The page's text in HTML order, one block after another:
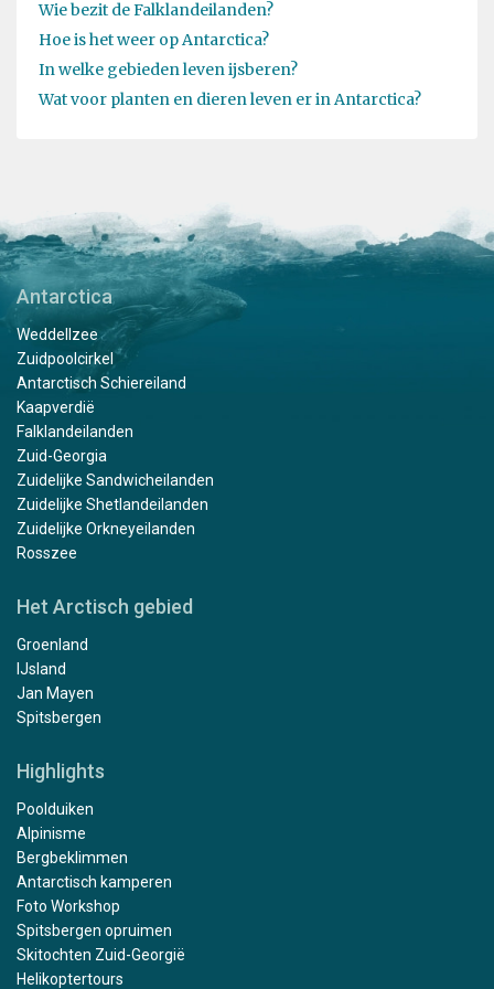
Wie bezit de Falklandeilanden?
Hoe is het weer op Antarctica?
In welke gebieden leven ijsberen?
Wat voor planten en dieren leven er in Antarctica?
Antarctica
Weddellzee
Zuidpoolcirkel
Antarctisch Schiereiland
Kaapverdië
Falklandeilanden
Zuid-Georgia
Zuidelijke Sandwicheilanden
Zuidelijke Shetlandeilanden
Zuidelijke Orkneyeilanden
Rosszee
Het Arctisch gebied
Groenland
IJsland
Jan Mayen
Spitsbergen
Highlights
Poolduiken
Alpinisme
Bergbeklimmen
Antarctisch kamperen
Foto Workshop
Spitsbergen opruimen
Skitochten Zuid-Georgië
Helikoptertours